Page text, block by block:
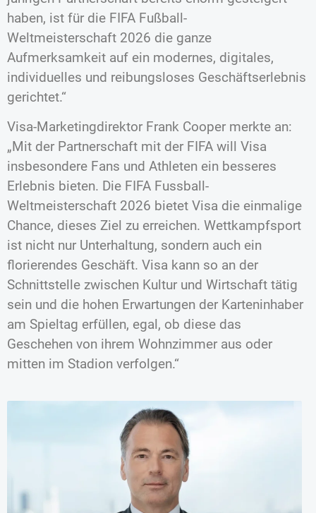
haben, ist für die FIFA Fußball-
Weltmeisterschaft 2026 die ganze
Aufmerksamkeit auf ein modernes, digitales,
individuelles und reibungsloses Geschäftserlebnis
gerichtet.“
Visa-Marketingdirektor Frank Cooper merkte an:
„Mit der Partnerschaft mit der FIFA will Visa
insbesondere Fans und Athleten ein besseres
Erlebnis bieten. Die FIFA Fussball-
Weltmeisterschaft 2026 bietet Visa die einmalige
Chance, dieses Ziel zu erreichen. Wettkampfsport
ist nicht nur Unterhaltung, sondern auch ein
florierendes Geschäft. Visa kann so an der
Schnittstelle zwischen Kultur und Wirtschaft tätig
sein und die hohen Erwartungen der Karteninhaber
am Spieltag erfüllen, egal, ob diese das
Geschehen von ihrem Wohnzimmer aus oder
mitten im Stadion verfolgen.“